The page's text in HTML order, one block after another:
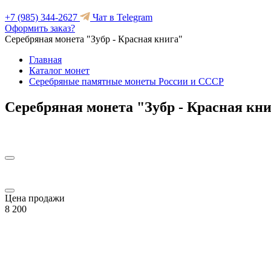
+7 (985) 344-2627
Чат в Telegram
Оформить заказ?
Серебряная монета "Зубр - Красная книга"
Главная
Каталог монет
Серебряные памятные монеты России и СССР
Серебряная монета "Зубр - Красная
Цена продажи
8 200